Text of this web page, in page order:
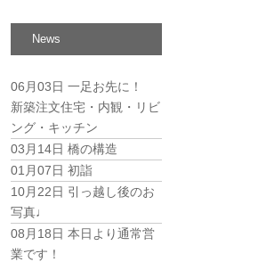
News
06月03日 一足お先に！
新築注文住宅・内観・リビ
ング・キッチン
03月14日 橋の構造
01月07日 初詣
10月22日 引っ越し後のお
写真♩
08月18日 本日より通常営
業です！